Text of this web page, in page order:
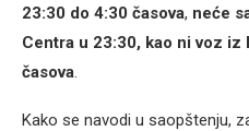
23:30 do 4:30 časova, neće
Centra u 23:30, kao ni voz iz
časova.
Kako se navodi u saopštenju,